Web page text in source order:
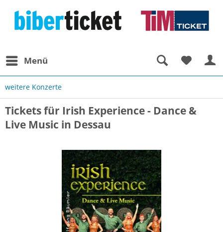
Menü
weitere Konzerte
Tickets für Irish Experience - Dance &
Live Music in Dessau